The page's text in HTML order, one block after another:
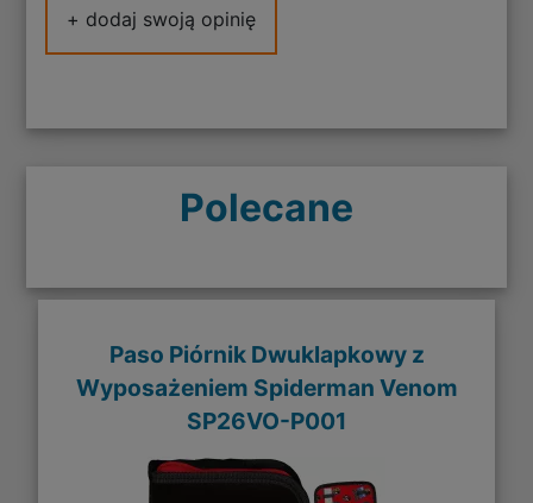
+ dodaj swoją opinię
Polecane
Paso Piórnik Dwuklapkowy z
Wyposażeniem Spiderman Venom
SP26VO-P001